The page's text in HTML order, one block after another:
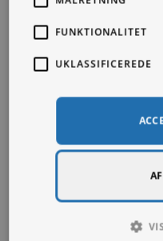
Ambassadeurs Aristide Bruant
FUNKTIONALITET
UKLASSIFICEREDE